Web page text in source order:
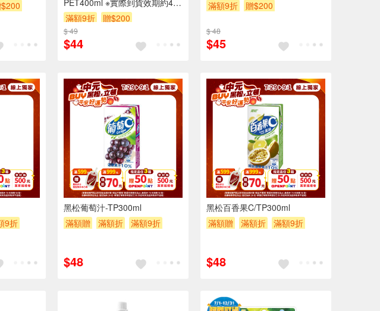
以上
滿額9折 贈$200
$ 49
$44
滿額9折
贈$200
$ 48
$45
6入
9折
6入
黑松葡萄汁-TP300ml
滿額贈
滿額折
滿額9折
$48
6入
黑松百香果C/TP300ml
滿額贈
滿額折
滿額9折
$48